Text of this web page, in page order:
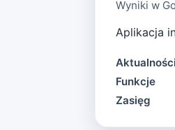
Wyniki w
Aplikacja
Aktualności
Funkcje
Zasięg